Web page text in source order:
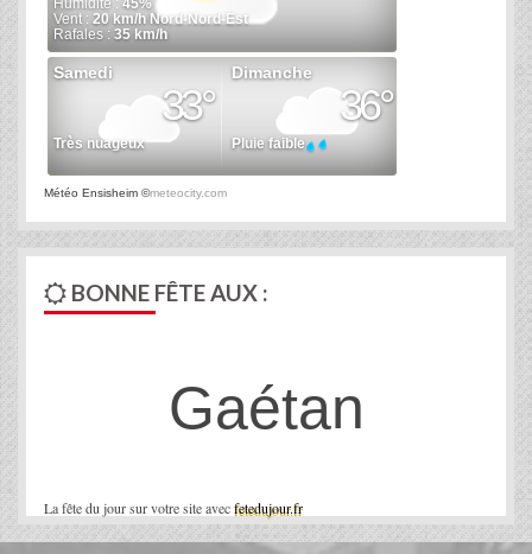
Météo Ensisheim ©meteocity.com
BONNE FÊTE AUX :
La fête du jour sur votre site avecfetedujour.fr
Gaétan